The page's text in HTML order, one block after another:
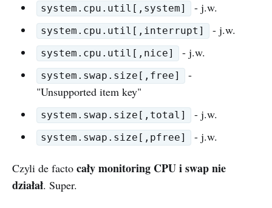
system.cpu.util[,system] - j.w.
system.cpu.util[,interrupt] - j.w.
system.cpu.util[,nice] - j.w.
system.swap.size[,free]
-
"Unsupported item key"
system.swap.size[,total] - j.w.
system.swap.size[,pfree] - j.w.
Czyli de facto cały monitoring CPU i swap nie
działał. Super.